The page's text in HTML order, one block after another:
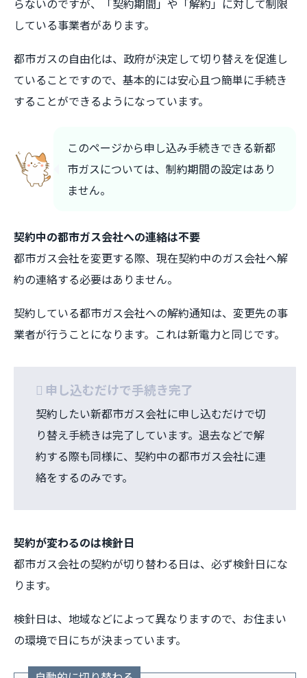
らないのですが、「契約期間」や「解約」に対して制限
している事業者があります。
都市ガスの自由化は、政府が決定して切り替えを促進し
ていることですので、基本的には安心且つ簡単に手続き
することができるようになっています。
このページから申し込み手続きできる新都
市ガスについては、制約期間の設定はあり
ません。
契約中の都市ガス会社への連絡は不要
都市ガス会社を変更する際、現在契約中のガス会社へ解
約の連絡する必要はありません。
契約している都市ガス会社への解約通知は、変更先の事
業者が行うことになります。これは新電力と同じです。
申し込むだけで手続き完了
契約したい新都市ガス会社に申し込むだけで切
り替え手続きは完了しています。退去などで解
約する際も同様に、契約中の都市ガス会社に連
絡をするのみです。
契約が変わるのは検針日
都市ガス会社の契約が切り替わる日は、必ず検針日にな
ります。
検針日は、地域などによって異なりますので、お住まい
の環境で日にちが決まっています。